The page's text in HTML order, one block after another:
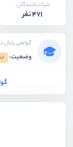
شرکت‌کنندگان:
471 نفر
گواهی پایان
وضعیت: